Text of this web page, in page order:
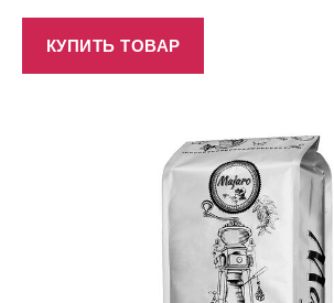
КУПИТЬ ТОВАР